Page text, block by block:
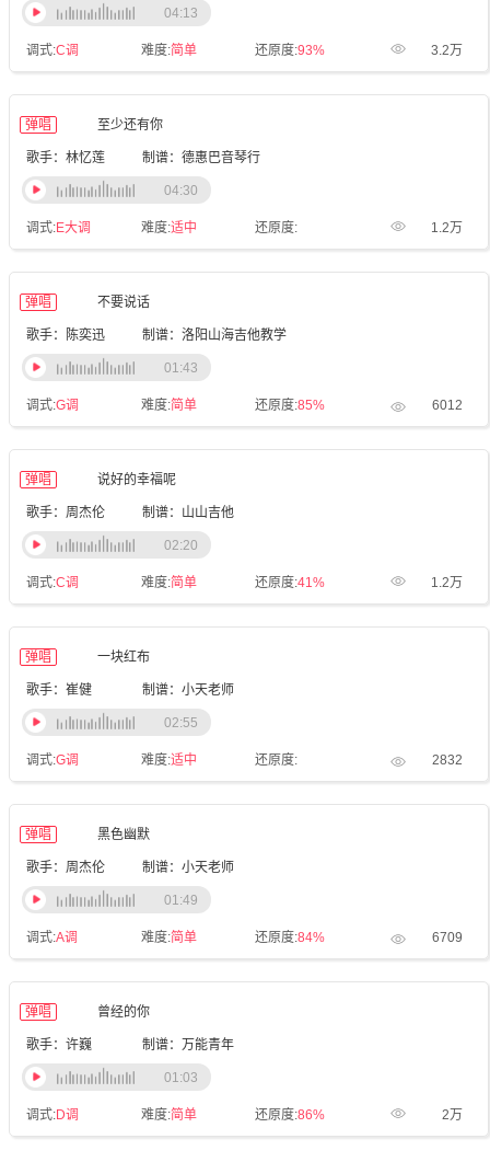
调式:C调 难度:简单 还原度:93% 3.2万
04:13
弹唱 至少还有你
歌手：林忆莲 制谱：德惠巴音琴行
调式:E大调 难度:适中 还原度: 1.2万
04:30
弹唱 不要说话
歌手：陈奕迅 制谱：洛阳山海吉他教学
调式:G调 难度:简单 还原度:85% 6012
01:43
弹唱 说好的幸福呢
歌手：周杰伦 制谱：山山吉他
调式:C调 难度:简单 还原度:41% 1.2万
02:20
弹唱 一块红布
歌手：崔健 制谱：小天老师
调式:G调 难度:适中 还原度: 2832
02:55
弹唱 黑色幽默
歌手：周杰伦 制谱：小天老师
调式:A调 难度:简单 还原度:84% 6709
01:49
弹唱 曾经的你
歌手：许巍 制谱：万能青年
调式:D调 难度:简单 还原度:86% 2万
01:03